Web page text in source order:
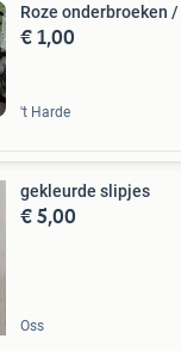
Roze onderbroeken
€ 1,00
't Harde
gekleurde slipjes
€ 5,00
Oss